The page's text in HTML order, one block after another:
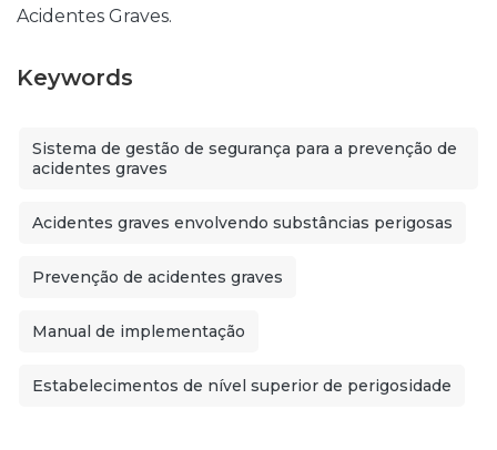
Acidentes Graves.
Keywords
Sistema de gestão de segurança para a prevenção de
acidentes graves
Acidentes graves envolvendo substâncias perigosas
Prevenção de acidentes graves
Manual de implementação
Estabelecimentos de nível superior de perigosidade